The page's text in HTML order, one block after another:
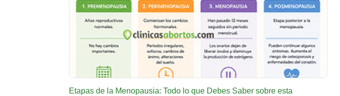
Etapas de la Menopausia: Todo lo que Debes Saber sobre esta